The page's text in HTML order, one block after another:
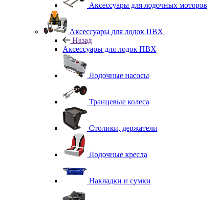
Аксессуары для лодочных моторов
Аксессуары для лодок ПВХ
Назад
Аксессуары для лодок ПВХ
Лодочные насосы
Транцевые колеса
Столики, держатели
Лодочные кресла
Накладки и сумки